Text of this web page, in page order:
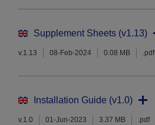
Supplement Sheets (v1.13)
v.1.13 08-Feb-2024 0.08 MB .pdf
Installation Guide (v1.0)
v.1.0 01-Jun-2023 3.37 MB .pdf